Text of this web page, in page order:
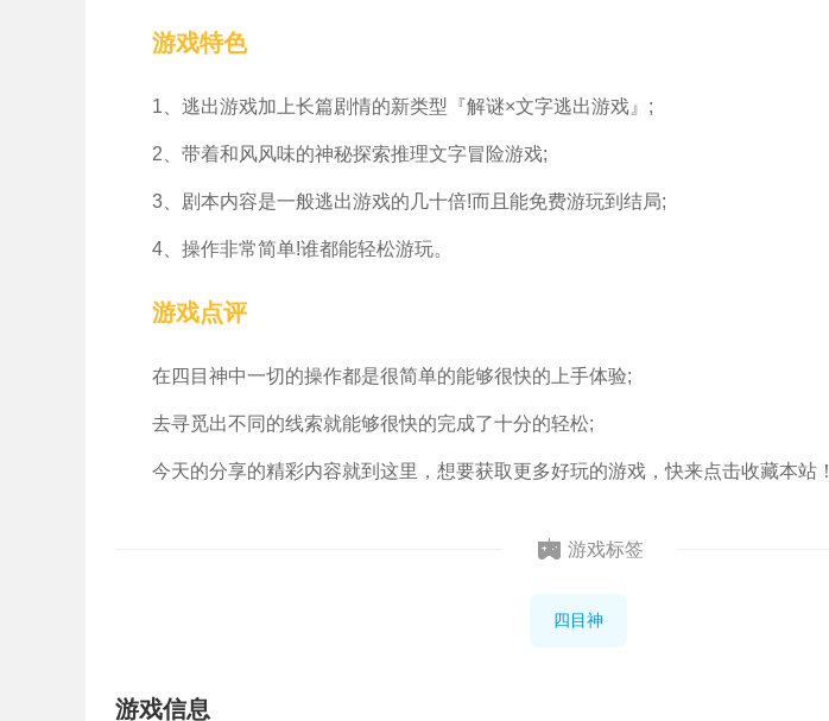
游戏特色
1、逃出游戏加上长篇剧情的新类型『解谜×文字逃出游戏』;
2、带着和风风味的神秘探索推理文字冒险游戏;
3、剧本内容是一般逃出游戏的几十倍!而且能免费游玩到结局;
4、操作非常简单!谁都能轻松游玩。
游戏点评
在四目神中一切的操作都是很简单的能够很快的上手体验;
去寻觅出不同的线索就能够很快的完成了十分的轻松;
今天的分享的精彩内容就到这里，想要获取更多好玩的游戏，快来点击收藏本站！
游戏标签
四目神
游戏信息